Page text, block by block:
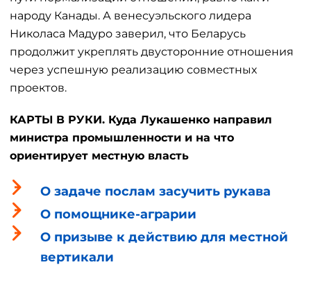
народу Канады. А венесуэльского лидера
Николаса Мадуро заверил, что Беларусь
продолжит укреплять двусторонние отношения
через успешную реализацию совместных
проектов.
КАРТЫ В РУКИ. Куда Лукашенко направил
министра промышленности и на что
ориентирует местную власть
О задаче послам засучить рукава
О помощнике-аграрии
О призыве к действию для местной
вертикали